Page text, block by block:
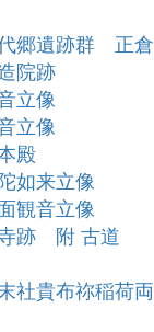
郷遺跡群 正倉
院跡
立像
立像
殿
如来立像
観音立像
跡 附 古道
社貴布祢稲荷両